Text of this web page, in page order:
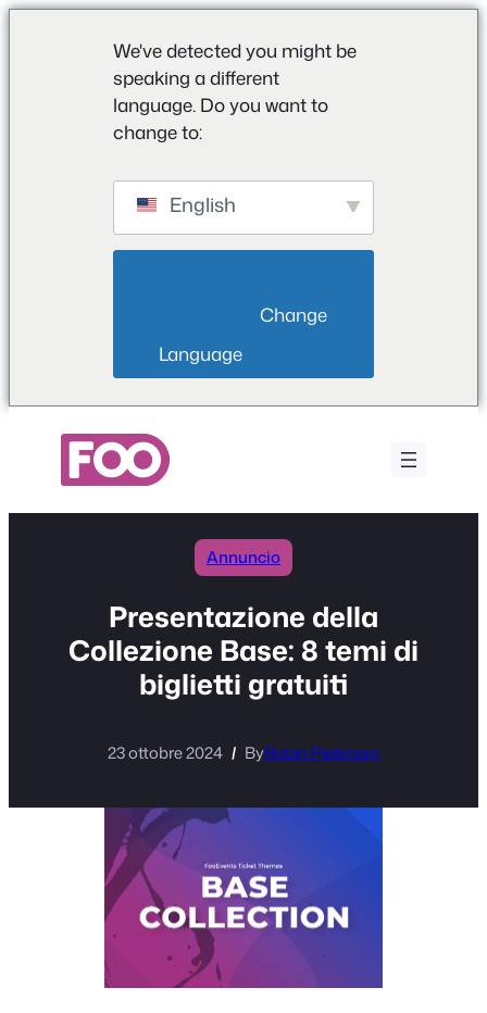
We've detected you might be
speaking a different
language. Do you want to
change to:
English
Language
contenuto
Annuncio
Presentazione della
Collezione Base: 8 temi di
biglietti gratuiti
23 ottobre 2024 ByRobin Pietersen